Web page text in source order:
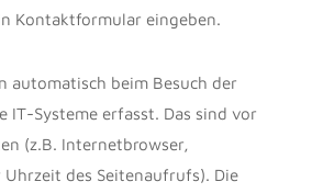
Kontaktformular eingeben.
automatisch beim Besuch der
IT-Systeme erfasst. Das sind vor
(z.B. Internetbrowser,
des Seitenaufrufs). Die